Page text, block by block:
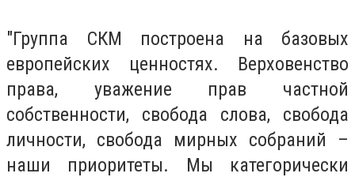
"Группа СКМ построена на базовых
европейских ценностях. Верховенство
права, уважение прав частной
собственности, свобода слова, свобода
личности, свобода мирных собраний –
наши приоритеты. Мы категорически